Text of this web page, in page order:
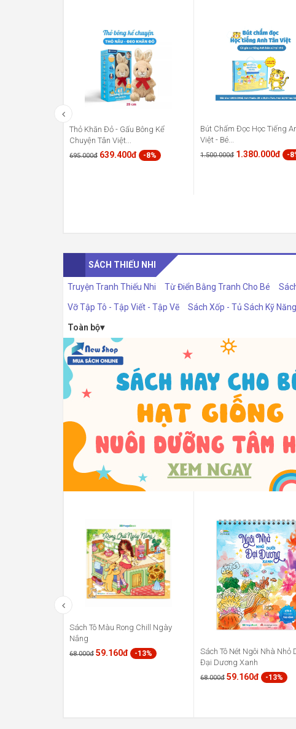
Thỏ Khăn Đỏ - Gấu Bông Kể
Chuyện Tân Việt...
695.000đ 639.400đ -8%
Bút Chấm Đọc Học Tiếng
Việt - Bé...
1.500.000đ 1.380.000đ -
SÁCH THIẾU NHI
Truyện Tranh Thiếu Nhi Từ Điển Bằng Tranh Cho Bé
Vỡ Tập Tô - Tập Viết - Tập Vẽ Sách Xốp - Tủ Sách Kỹ
Toàn bộ
Sách Tô Màu Rong Chill Ngày
Nắng
68.000đ 59.160đ -13%
Sách Tô Nét Ngôi Nhà Nhỏ
Đại Dương Xanh
68.000đ 59.160đ -13%